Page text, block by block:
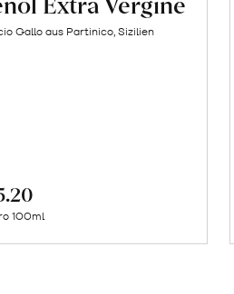
Gallo aus Partinico, Sizilien
100ml